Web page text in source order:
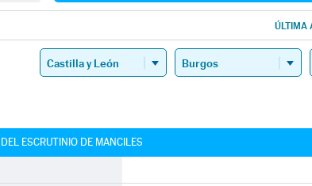
ÚLTIMA
ESCRUTINIO DE MANCILES